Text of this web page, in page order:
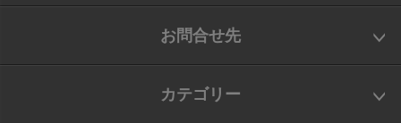
お問合せ先
カテゴリー